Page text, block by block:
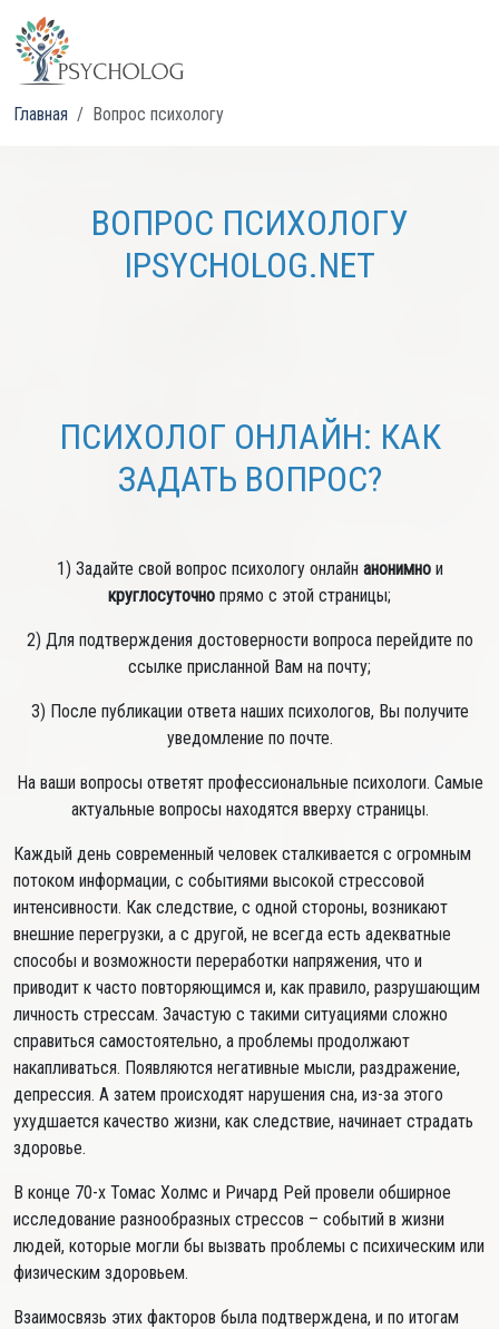
Главная Вопрос психологу
ВОПРОС ПСИХОЛОГУ
IPSYCHOLOG.NET
ПСИХОЛОГ ОНЛАЙН: КАК
ЗАДАТЬ ВОПРОС?
1) Задайте свой вопрос психологу онлайн анонимно и
круглосуточно прямо с этой страницы;
2) Для подтверждения достоверности вопроса перейдите по
ссылке присланной Вам на почту;
3) После публикации ответа наших психологов, Вы получите
уведомление по почте.
На ваши вопросы ответят профессиональные психологи. Самые
актуальные вопросы находятся вверху страницы.
Каждый день современный человек сталкивается с огромным
потоком информации, с событиями высокой стрессовой
интенсивности. Как следствие, с одной стороны, возникают
внешние перегрузки, а с другой, не всегда есть адекватные
способы и возможности переработки напряжения, что и
приводит к часто повторяющимся и, как правило, разрушающим
личность стрессам. Зачастую с такими ситуациями сложно
справиться самостоятельно, а проблемы продолжают
накапливаться. Появляются негативные мысли, раздражение,
депрессия. А затем происходят нарушения сна, из-за этого
ухудшается качество жизни, как следствие, начинает страдать
здоровье.
В конце 70-х Томас Холмс и Ричард Рей провели обширное
исследование разнообразных стрессов – событий в жизни
людей, которые могли бы вызвать проблемы с психическим или
физическим здоровьем.
Взаимосвязь этих факторов была подтверждена, и по итогам